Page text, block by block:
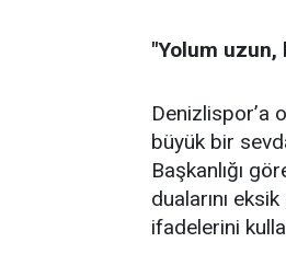
"Yolum uzun,
Denizlispor’a
büyük bir
Başkanlığı
dualarını
ifadelerini